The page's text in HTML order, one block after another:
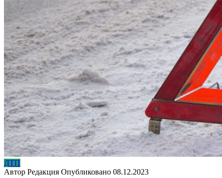
ДТП
Автор Редакция Опубликовано 08.12.2023